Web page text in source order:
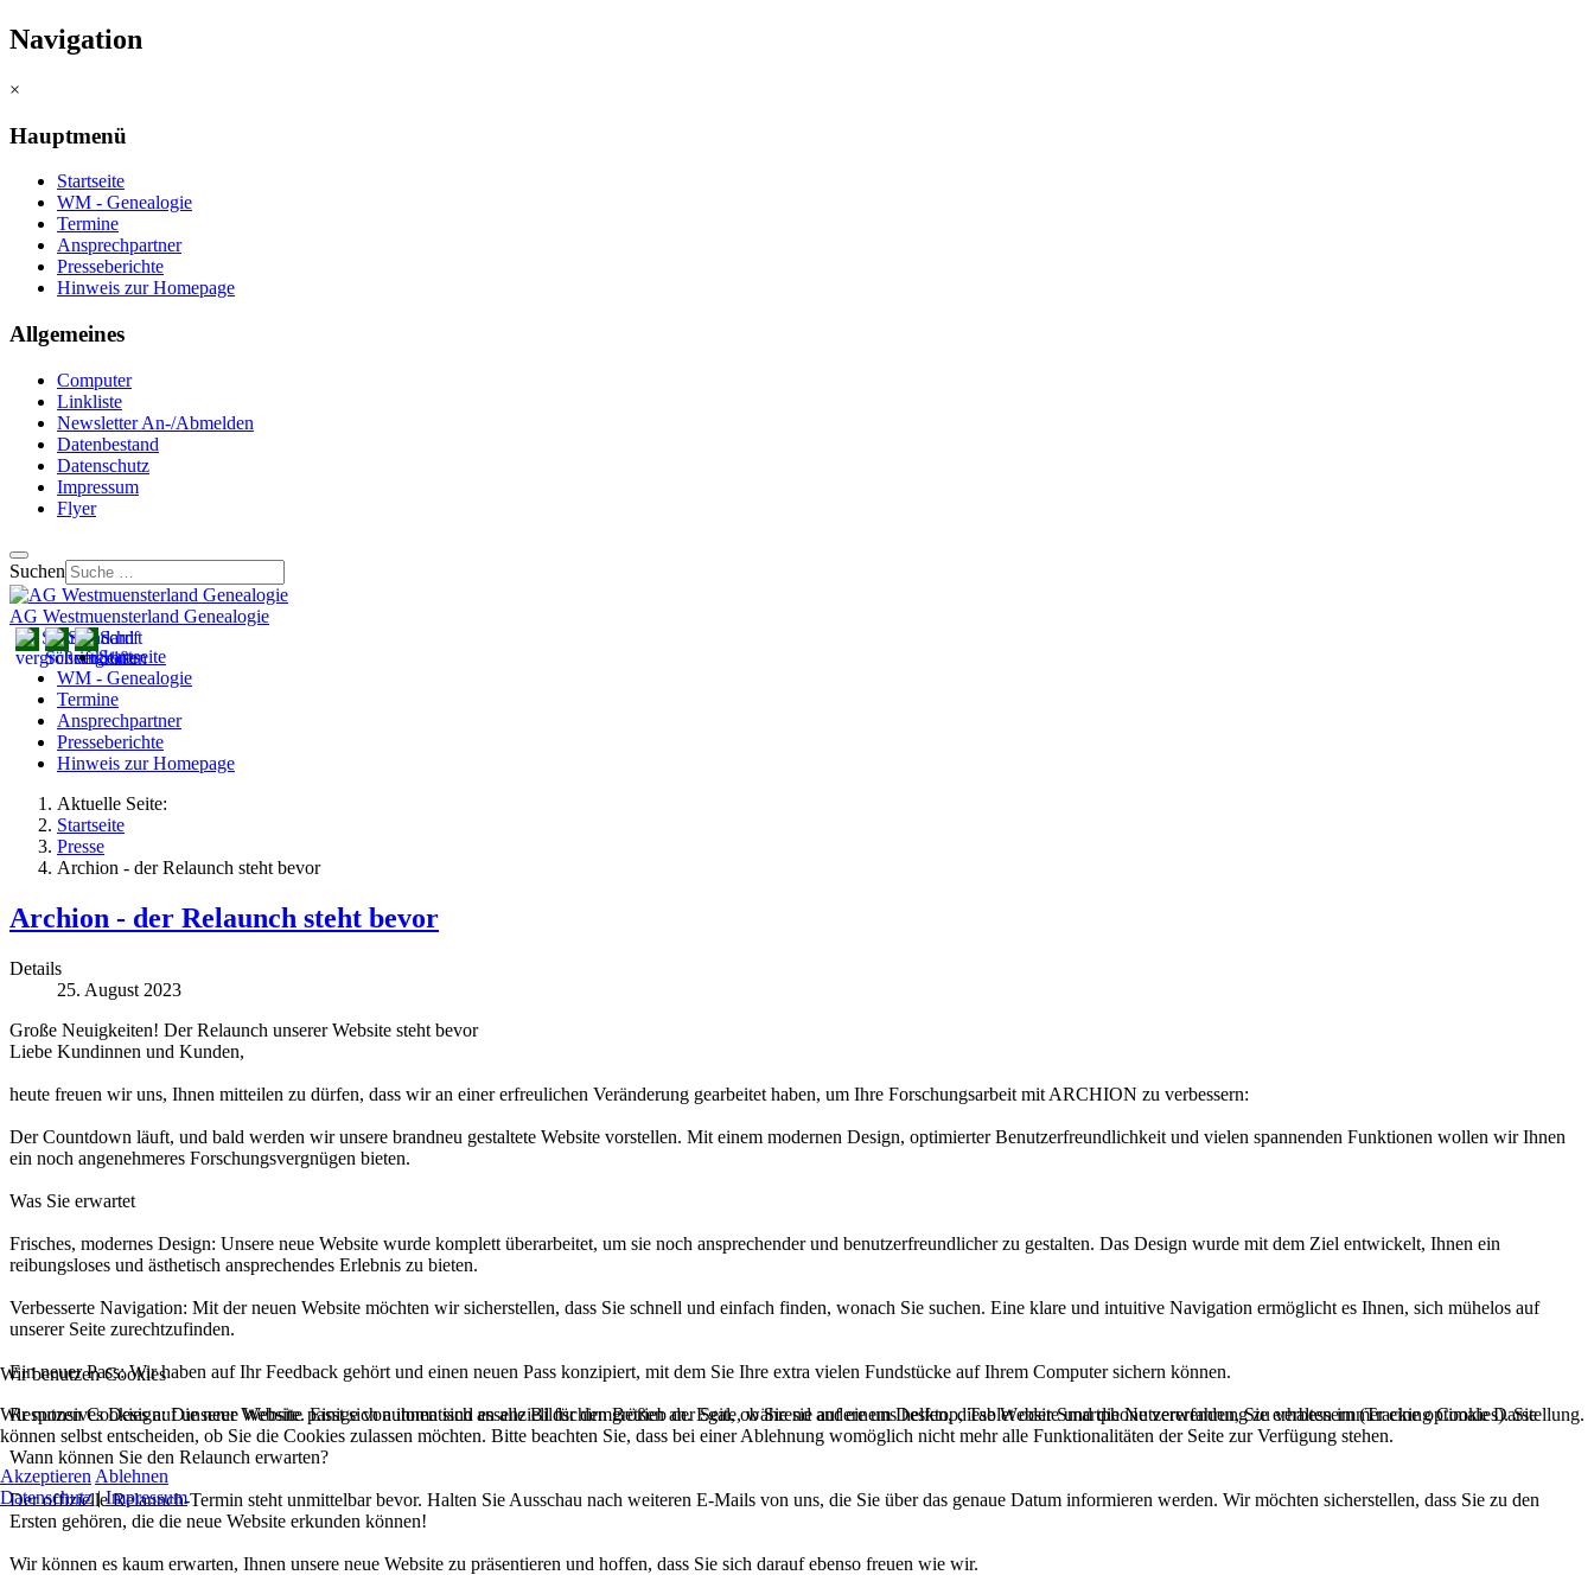
Navigation
×
Hauptmenü
Startseite
WM - Genealogie
Termine
Ansprechpartner
Presseberichte
Hinweis zur Homepage
Allgemeines
Computer
Linkliste
Newsletter An-/Abmelden
Datenbestand
Datenschutz
Impressum
Flyer
Suchen
AG Westmuensterland Genealogie
Startseite
WM - Genealogie
Termine
Ansprechpartner
Presseberichte
Hinweis zur Homepage
Aktuelle Seite:
Startseite
Presse
Archion - der Relaunch steht bevor
Archion - der Relaunch steht bevor
Details
25. August 2023
Große Neuigkeiten! Der Relaunch unserer Website steht bevor
Liebe Kundinnen und Kunden,
heute freuen wir uns, Ihnen mitteilen zu dürfen, dass wir an einer erfreulichen Veränderung gearbeitet haben, um Ihre Forschungsarbeit mit ARCHION zu verbessern:
Der Countdown läuft, und bald werden wir unsere brandneu gestaltete Website vorstellen. Mit einem modernen Design, optimierter Benutzerfreundlichkeit und vielen spannenden Funktionen wollen wir Ihnen
ein noch angenehmeres Forschungsvergnügen bieten.
Was Sie erwartet
Frisches, modernes Design: Unsere neue Website wurde komplett überarbeitet, um sie noch ansprechender und benutzerfreundlicher zu gestalten. Das Design wurde mit dem Ziel entwickelt, Ihnen ein
reibungsloses und ästhetisch ansprechendes Erlebnis zu bieten.
Verbesserte Navigation: Mit der neuen Website möchten wir sicherstellen, dass Sie schnell und einfach finden, wonach Sie suchen. Eine klare und intuitive Navigation ermöglicht es Ihnen, sich mühelos auf
unserer Seite zurechtzufinden.
Ein neuer Pass: Wir haben auf Ihr Feedback gehört und einen neuen Pass konzipiert, mit dem Sie Ihre extra vielen Fundstücke auf Ihrem Computer sichern können.
Responsives Design: Die neue Website passt sich automatisch an alle Bildschirmgrößen an. Egal, ob Sie sie auf einem Desktop, Tablet oder Smartphone verwenden, Sie erhalten immer eine optimale Darstellung.
Wann können Sie den Relaunch erwarten?
Der offizielle Relaunch-Termin steht unmittelbar bevor. Halten Sie Ausschau nach weiteren E-Mails von uns, die Sie über das genaue Datum informieren werden. Wir möchten sicherstellen, dass Sie zu den
Ersten gehören, die die neue Website erkunden können!
Wir können es kaum erwarten, Ihnen unsere neue Website zu präsentieren und hoffen, dass Sie sich darauf ebenso freuen wie wir.
Wir benutzen Cookies
Wir nutzen Cookies auf unserer Website. Einige von ihnen sind essenziell für den Betrieb der Seite, während andere uns helfen, diese Website und die Nutzererfahrung zu verbessern (Tracking Cookies). Sie
können selbst entscheiden, ob Sie die Cookies zulassen möchten. Bitte beachten Sie, dass bei einer Ablehnung womöglich nicht mehr alle Funktionalitäten der Seite zur Verfügung stehen.
Akzeptieren Ablehnen
Datenschutz|Impressum